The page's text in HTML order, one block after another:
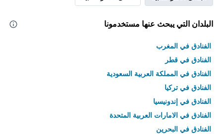
البلدان التي يبحث عنها مستخدمونا
الفنادق في المغرب
الفنادق في قطر
الفنادق في المملكة العربية السعودية
الفنادق في تركيا
الفنادق في إندونيسيا
الفنادق في الامارات العربية المتحدة
الفنادق في البحرين